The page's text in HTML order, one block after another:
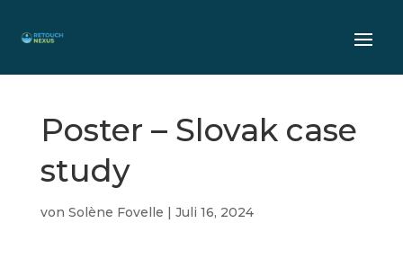
Poster – Slovak case
study
von Solène Fovelle | Juli 16, 2024